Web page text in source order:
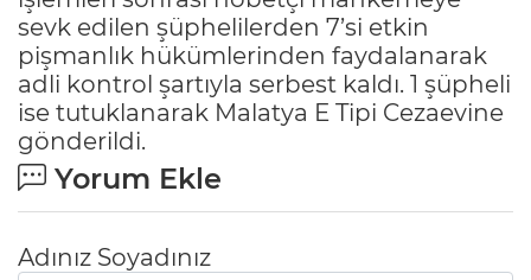
sevk edilen şüphelilerden 7’si etkin
pişmanlık hükümlerinden faydalanarak
adli kontrol şartıyla serbest kaldı. 1 şüpheli
ise tutuklanarak Malatya E Tipi Cezaevine
gönderildi.
Yorum Ekle
Adınız Soyadınız